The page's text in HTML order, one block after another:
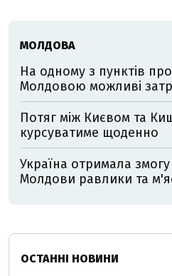
МОЛДОВА
На одному з пунктів
Молдовою можливі
Потяг між Києвом та
курсуватиме щоденно
Україна отримала
Молдови равлики та
ОСТАННІ НОВИНИ